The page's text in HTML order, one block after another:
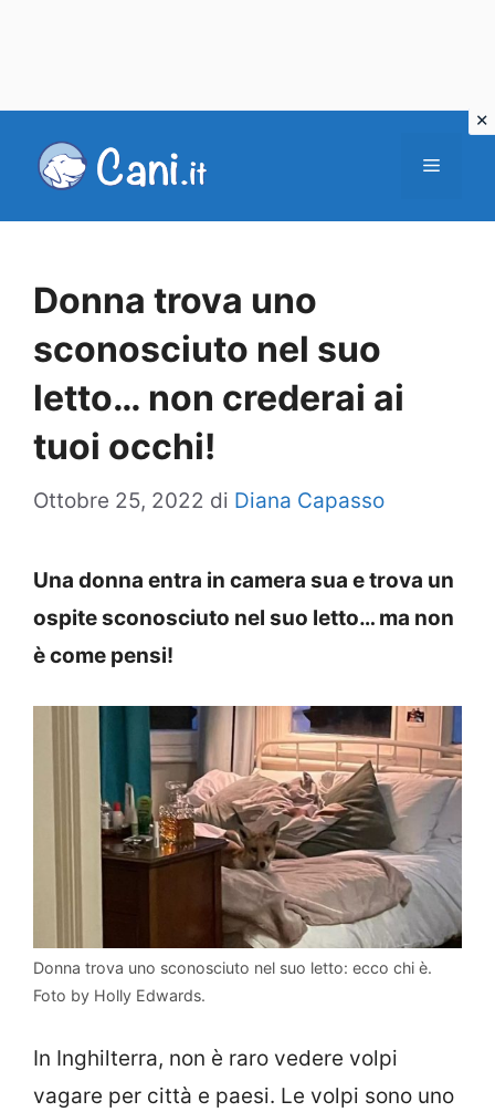
Menu
Donna trova uno
sconosciuto nel suo
letto… non crederai ai
tuoi occhi!
Ottobre 25, 2022 di Diana Capasso
Una donna entra in camera sua e trova un
ospite sconosciuto nel suo letto… ma non
è come pensi!
Donna trova uno sconosciuto nel suo letto: ecco chi è.
Foto by Holly Edwards.
In Inghilterra, non è raro vedere volpi
vagare per città e paesi. Le volpi sono uno